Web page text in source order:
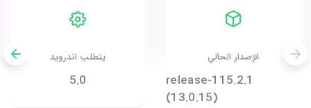
الإصدار الحالي
115.2.1-release
(13.0.15)
يتطلب اندرويد
5.0